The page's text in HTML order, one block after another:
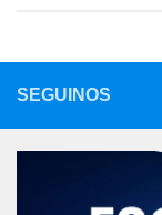
SEGUINOS